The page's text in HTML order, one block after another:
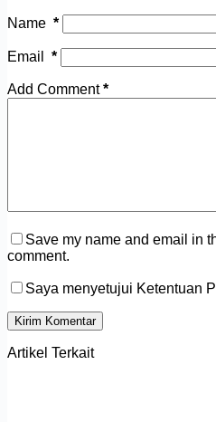
Name *
Email *
Add Comment*
Save my name and email in
comment.
Saya menyetujui Ketentuan
Kirim Komentar
Artikel Terkait